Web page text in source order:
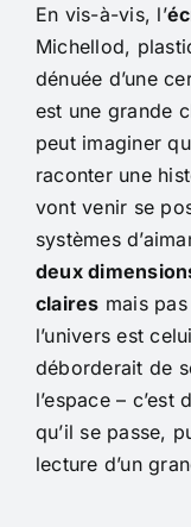
En vis-à-vis, l’
Michellod,
dénuée d’une
est une grande
peut imaginer
raconter une
vont venir se
systèmes
deux
claires mais
l’univers est
déborderait de
l’espace –
qu’il se passe,
lecture d’un